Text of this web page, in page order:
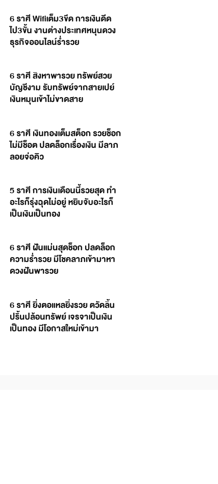
6 ราศี Wifiเต็ม3ขีด การเงินดีด
ไป3ขั้น งานต่างประเทศหนุนดวง
ธุรกิจออนไลน์ร่ำรวย
6 ราศี สิงหาพารวย ทรัพย์สวย
บัญชีงาม รับทรัพย์จากสายเปย์
เงินหมุนเข้าไม่ขาดสาย
6 ราศี เงินทองเต็มสต็อก รวยช็อก
ไม่มีช็อต ปลดล็อกเรื่องเงิน มีลาภ
ลอยจ่อคิว
5 ราศี การเงินเดือนนี้รวยสุด ทำ
อะไรก็รุ่งฉุดไม่อยู่ หยิบจับอะไรก็
เป็นเงินเป็นทอง
6 ราศี ฝันแม่นสุดช็อก ปลดล็อก
ความร่ำรวย มีโชคลาภเข้ามาหา
ดวงฝันพารวย
6 ราศี ยิ่งตอแหลยิ่งรวย ตวัดลิ้น
ปริ้นปล้อนทรัพย์ เจรจาเป็นเงิน
เป็นทอง มีโอกาสใหม่เข้ามา